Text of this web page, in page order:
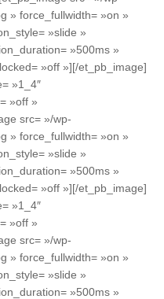
» force_fullwidth= »on »
»slide »
»500ms »
»off »][/et_pb_image]
»1_4″
»off »
src= »/wp-
» force_fullwidth= »on »
»slide »
»500ms »
»off »][/et_pb_image]
»1_4″
»off »
src= »/wp-
» force_fullwidth= »on »
»slide »
»500ms »